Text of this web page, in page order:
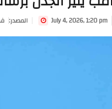
:المصدر July 4, 2026, 1:20 pm